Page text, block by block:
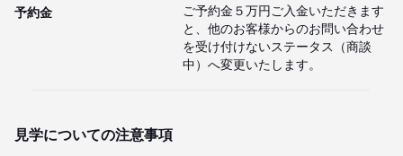
予約金
ご予約金５万円ご入金いただきます
と、他のお客様からのお問い合わせ
を受け付けないステータス（商談
中）へ変更いたします。
見学についての注意事項